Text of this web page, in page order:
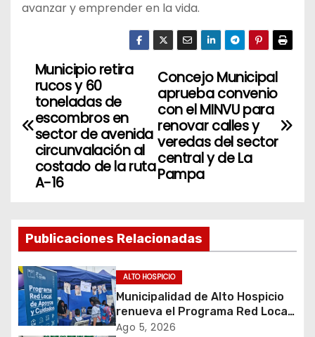
avanzar y emprender en la vida.
N
v
a
c
i
ó
Concejo Municipal
aprueba convenio
con el MINVU para
renovar calles y
veredas del sector
central y de La
Pampa
Municipio retira
rucos y 60
toneladas de
escombros en
sector de avenida
circunvalación al
costado de la ruta
A-16
Publicaciones Relacionadas
ALTO HOSPICIO
Municipalidad de Alto Hospicio
renueva el Programa Red Local
de Apoyos y Cuidados
Ago 5, 2026